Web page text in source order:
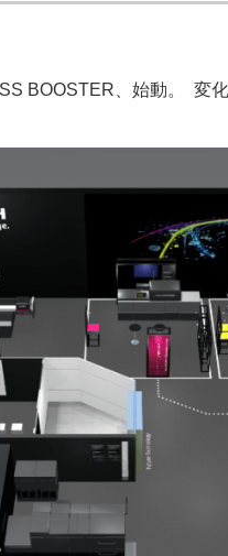
鑑
お問い合わせ
BOOSTER、始動。 変